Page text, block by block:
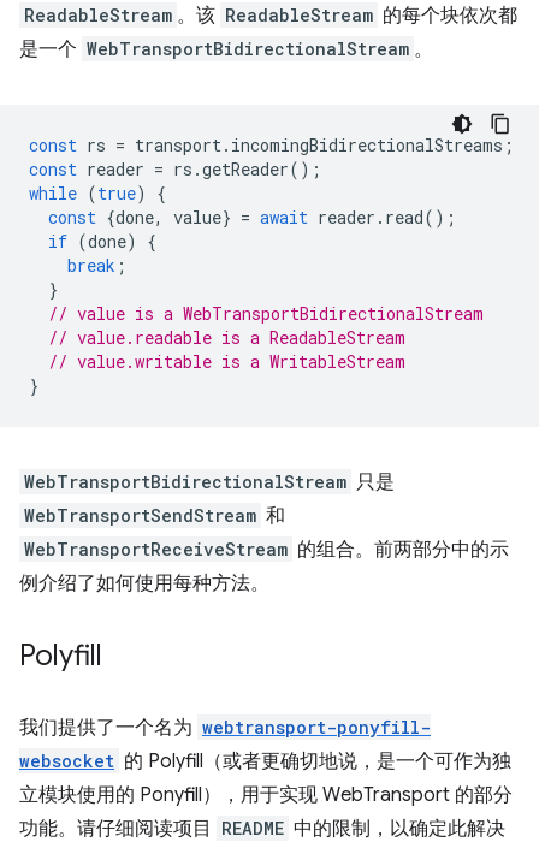
ReadableStream 。该 ReadableStream 的每个块依次都
是一个 WebTransportBidirectionalStream 。
const rs = transport. incomingBidirectionalStreams ;
const reader = rs .getReader();
while (true)
{
const {done, value} = await reader . read();
if (done)
{
break ;
}
// value is a WebTransportBidirectionalStream
// value.readable is a ReadableStream
// value.writable is a WritableStream
}
WebTransportBidirectionalStream 只是
WebTransportSendStream 和
WebTransportReceiveStream 的组合。前两部分中的示
例介绍了如何使用每种方法。
Polyfill
我们提供了一个名为 webtransport-ponyfill-
websocket 的 Polyfill（或者更确切地说，是一个可作为独
立模块使用的 Ponyfill），用于实现 WebTransport 的部分
功能。请仔细阅读项目
README 中的限制，以确定此解决